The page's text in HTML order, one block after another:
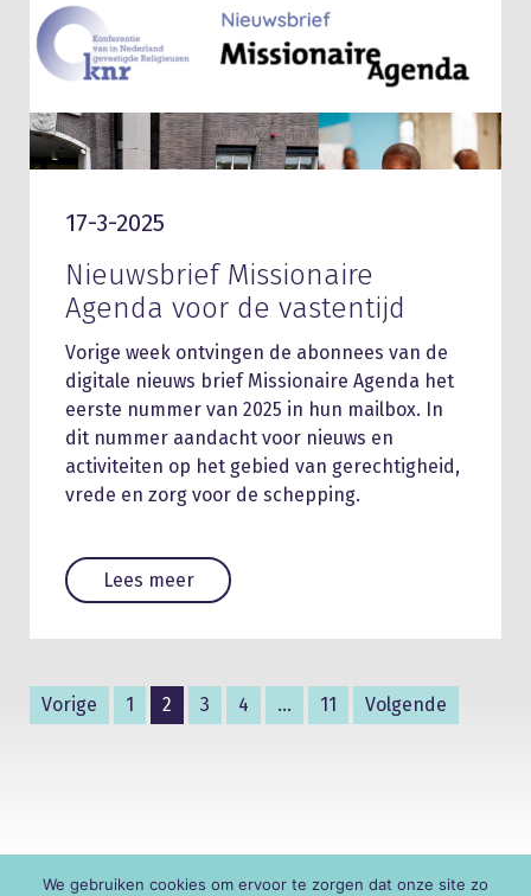
17-3-2025
Nieuwsbrief Missionaire
Agenda voor de vastentijd
Vorige week ontvingen de abonnees van de
digitale nieuws brief Missionaire Agenda het
eerste nummer van 2025 in hun mailbox. In
dit nummer aandacht voor nieuws en
activiteiten op het gebied van gerechtigheid,
vrede en zorg voor de schepping.
Lees meer
Vorige 1 2 3 4 … 11 Volgende
We gebruiken cookies om ervoor te zorgen dat onze site zo